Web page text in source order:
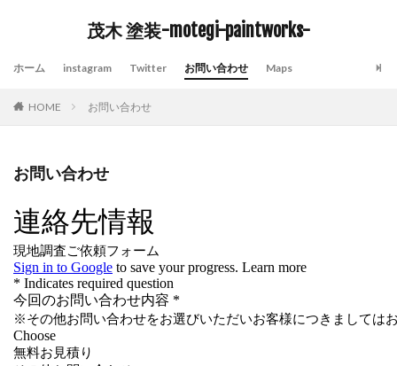
茂木 塗装-motegi-paintworks-
ホーム instagram Twitter お問い合わせ Maps
HOME お問い合わせ
お問い合わせ